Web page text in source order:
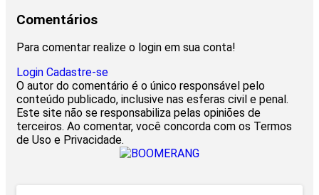
Comentários
Para comentar realize o login em sua conta!
Login Cadastre-se
O autor do comentário é o único responsável pelo
conteúdo publicado, inclusive nas esferas civil e penal.
Este site não se responsabiliza pelas opiniões de
terceiros. Ao comentar, você concorda com os Termos
de Uso e Privacidade.